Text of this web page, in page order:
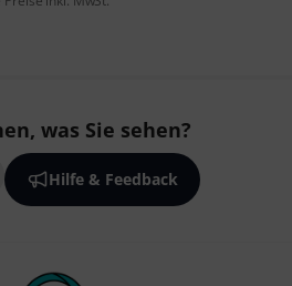
was Sie sehen?
Hilfe & Feedback